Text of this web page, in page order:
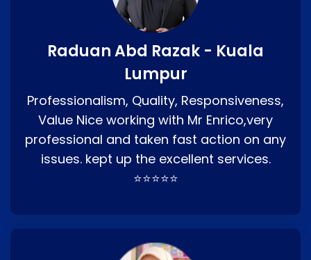
Raduan Abd Razak - Kuala
Lumpur
Professionalism, Quality, Responsiveness,
Value Nice working with Mr Enrico,very
professional and taken fast action on any
issues. kept up the excellent services.
⭐⭐⭐⭐⭐